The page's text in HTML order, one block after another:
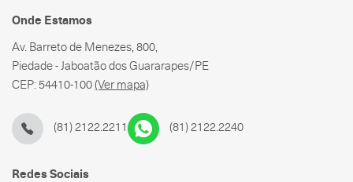
Onde Estamos
Av. Barreto de Menezes, 800,
Piedade - Jaboatão dos Guararapes/PE
CEP: 54410-100(Ver mapa)
Redes Sociais
(81) 2122.2211 (81) 2122.2240